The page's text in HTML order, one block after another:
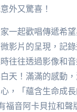
外又驚喜！
一起歡唱傳遞希
影片的呈現，記
往往透過影像和
天！滿滿的感動
，「蘊含生命成
音阿卡貝拉和